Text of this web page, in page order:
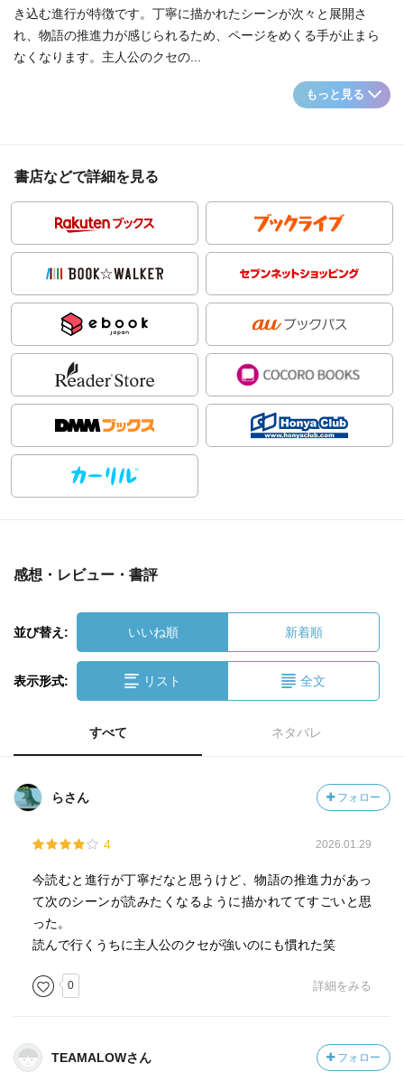
き込む進行が特徴です。丁寧に描かれたシーンが次々と展開さ
れ、物語の推進力が感じられるため、ページをめくる手が止まら
なくなります。主人公のクセの...
もっと見る
書店などで詳細を見る
感想・レビュー・書評
並び替え: いいね順 新着順
表示形式: リスト 全文
すべて ネタバレ
らさん フォロー
4 2026.01.29
今読むと進行が丁寧だなと思うけど、物語の推進力があっ
て次のシーンが読みたくなるように描かれててすごいと思
った。
読んで行くうちに主人公のクセが強いのにも慣れた笑
0 詳細をみる
TEAMALOWさん フォロー